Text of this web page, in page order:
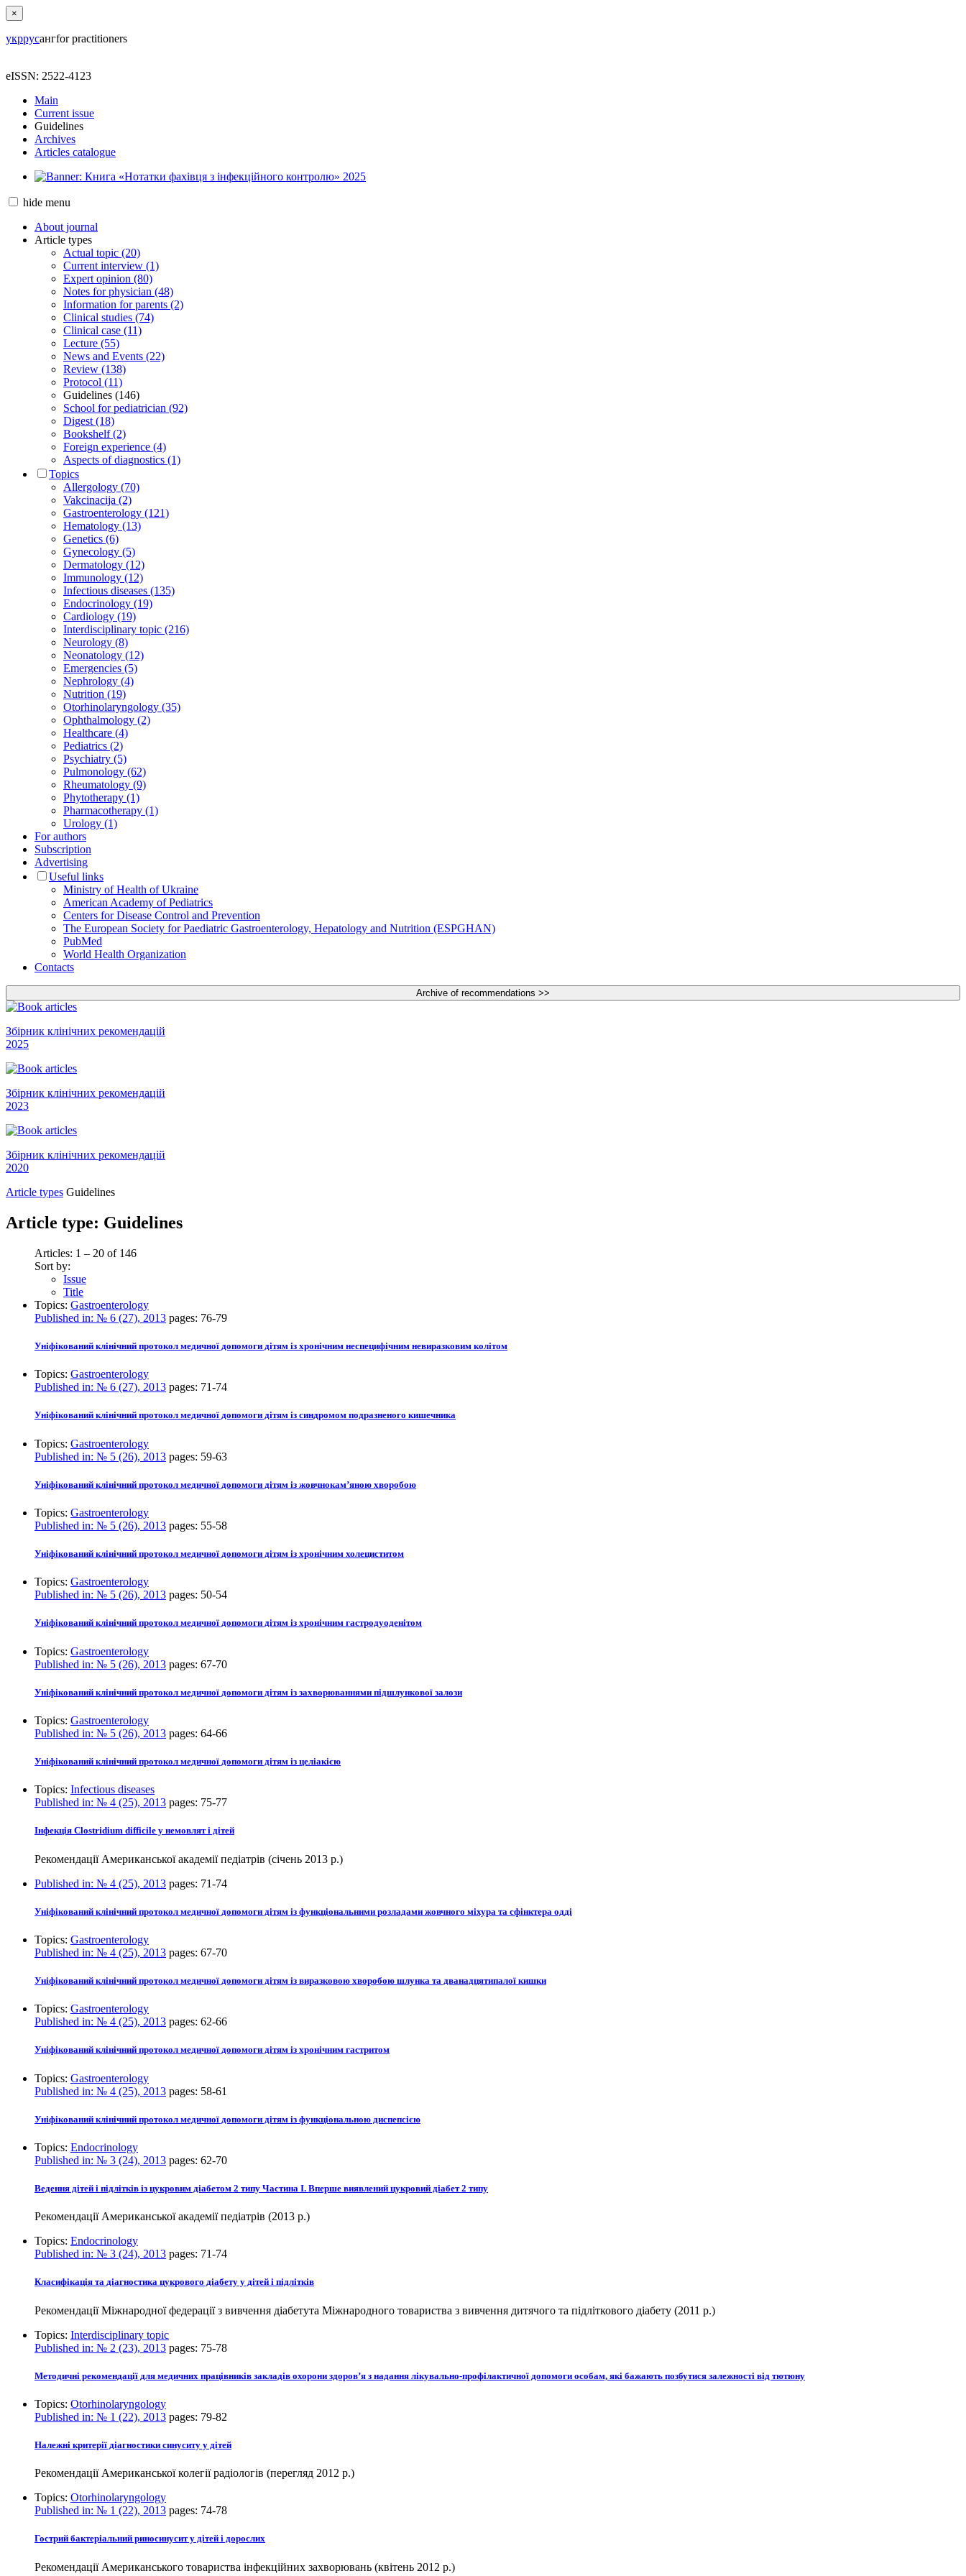
×
укррусангfor practitioners
eISSN: 2522-4123
Main
Current issue
Guidelines
Archives
Articles catalogue
hide menu
About journal
Article types
Actual topic (20)
Current interview (1)
Expert opinion (80)
Notes for physician (48)
Information for parents (2)
Clinical studies (74)
Clinical case (11)
Lecture (55)
News and Events (22)
Review (138)
Protocol (11)
Guidelines (146)
School for pediatrician (92)
Digest (18)
Bookshelf (2)
Foreign experience (4)
Aspects of diagnostics (1)
Topics
Allergology (70)
Vakcinacija (2)
Gastroenterology (121)
Hematology (13)
Genetics (6)
Gynecology (5)
Dermatology (12)
Immunology (12)
Infectious diseases (135)
Endocrinology (19)
Cardiology (19)
Interdisciplinary topic (216)
Neurology (8)
Neonatology (12)
Emergencies (5)
Nephrology (4)
Nutrition (19)
Otorhinolaryngology (35)
Ophthalmology (2)
Healthcare (4)
Pediatrics (2)
Psychiatry (5)
Pulmonology (62)
Rheumatology (9)
Phytotherapy (1)
Pharmacotherapy (1)
Urology (1)
For authors
Subscription
Advertising
Useful links
Ministry of Health of Ukraine
American Academy of Pediatrics
Centers for Disease Control and Prevention
The European Society for Paediatric Gastroenterology, Hepatology and Nutrition (ESPGHAN)
PubMed
World Health Organization
Contacts
Збірник клінічних рекомендацій
2025
Збірник клінічних рекомендацій
2023
Збірник клінічних рекомендацій
2020
Article types Guidelines
Article type: Guidelines
Articles: 1 – 20 of 146
Sort by:
Issue
Title
Topics: Gastroenterology
Published in: № 6 (27), 2013 pages: 76-79
Уніфікований клінічний протокол медичної допомоги дітям із хронічним неспецифічним невиразковим колітом
Topics: Gastroenterology
Published in: № 6 (27), 2013 pages: 71-74
Уніфікований клінічний протокол медичної допомоги дітям із синдромом подразненого кишечника
Topics: Gastroenterology
Published in: № 5 (26), 2013 pages: 59-63
Уніфікований клінічний протокол медичної допомоги дітям із жовчнокам’яною хворобою
Topics: Gastroenterology
Published in: № 5 (26), 2013 pages: 55-58
Уніфікований клінічний протокол медичної допомоги дітям із хронічним холециститом
Topics: Gastroenterology
Published in: № 5 (26), 2013 pages: 50-54
Уніфікований клінічний протокол медичної допомоги дітям із хронічним гастродуоденітом
Topics: Gastroenterology
Published in: № 5 (26), 2013 pages: 67-70
Уніфікований клінічний протокол медичної допомоги дітям із захворюваннями підшлункової залози
Topics: Gastroenterology
Published in: № 5 (26), 2013 pages: 64-66
Уніфікований клінічний протокол медичної допомоги дітям із целіакією
Topics: Infectious diseases
Published in: № 4 (25), 2013 pages: 75-77
Інфекція Clostridium difficile у немовлят і дітей
Рекомендації Американської академії педіатрів (січень 2013 р.)
Published in: № 4 (25), 2013 pages: 71-74
Уніфікований клінічний протокол медичної допомоги дітям із функціональними розладами жовчного міхура та сфінктера одді
Topics: Gastroenterology
Published in: № 4 (25), 2013 pages: 67-70
Уніфікований клінічний протокол медичної допомоги дітям із виразковою хворобою шлунка та дванадцятипалої кишки
Topics: Gastroenterology
Published in: № 4 (25), 2013 pages: 62-66
Уніфікований клінічний протокол медичної допомоги дітям із хронічним гастритом
Topics: Gastroenterology
Published in: № 4 (25), 2013 pages: 58-61
Уніфікований клінічний протокол медичної допомоги дітям із функціональною диспепсією
Topics: Endocrinology
Published in: № 3 (24), 2013 pages: 62-70
Ведення дітей і підлітків із цукровим діабетом 2 типу Частина І. Вперше виявлений цукровий діабет 2 типу
Рекомендації Американської академії педіатрів (2013 р.)
Topics: Endocrinology
Published in: № 3 (24), 2013 pages: 71-74
Класифікація та діагностика цукрового діабету у дітей і підлітків
Рекомендації Міжнародної федерації з вивчення діабетута Міжнародного товариства з вивчення дитячого та підліткового діабету (2011 р.)
Topics: Interdisciplinary topic
Published in: № 2 (23), 2013 pages: 75-78
Методичні рекомендації для медичних працівників закладів охорони здоров’я з надання лікувально-профілактичної допомоги особам, які бажають позбутися залежності від тютюну
Topics: Otorhinolaryngology
Published in: № 1 (22), 2013 pages: 79-82
Належні критерії діагностики синуситу у дітей
Рекомендації Американської колегії радіологів (перегляд 2012 р.)
Topics: Otorhinolaryngology
Published in: № 1 (22), 2013 pages: 74-78
Гострий бактеріальний риносинусит у дітей і дорослих
Рекомендації Американського товариства інфекційних захворювань (квітень 2012 р.)